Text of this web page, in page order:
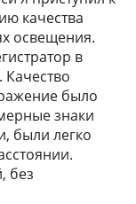
качества
освещения.
в
Качество
было
знаки
были легко
без